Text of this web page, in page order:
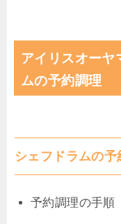
アイリスオーヤ
ムの予約調理
シェフドラムの予
予約調理の手順